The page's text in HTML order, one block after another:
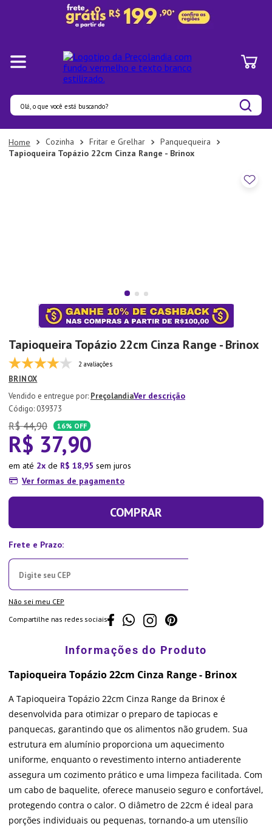
Olá, o que você está buscando?
Cozinha Fritar e Grelhar
Panquequeira
Tapioqueira Topázio 22cm Cinza Range - Brinox
Tapioqueira Topázio 22cm Cinza Range - Brinox
2 avaliações
BRINOX
PreçolandiaVer descrição
: 039373
R$ 44,90 16% OFF
R$ 37,90
em até 2 de R$ 18,95 sem juros
Ver formas de pagamento
COMPRAR
Não sei meu CEP
Compartilhe nas redes sociais
Tapioqueira Topázio 22cm Cinza Range - Brinox
A Tapioqueira Topázio 22cm Cinza Range da Brinox é
desenvolvida para otimizar o preparo de tapiocas e
panquecas, garantindo que os alimentos não grudem. Sua
estrutura em alumínio proporciona um aquecimento
uniforme, enquanto o revestimento interno antiaderente
assegura um cozimento prático e uma limpeza facilitada. Com
um cabo de baquelite, oferece manuseio seguro e confortável,
protegendo contra o calor. O diâmetro de 22cm é ideal para
porções individuais ou pequenas, tornando-a um utensílio
Termos mais buscados
1º
Panelas
Xicara
Tapete
10º Lixeira